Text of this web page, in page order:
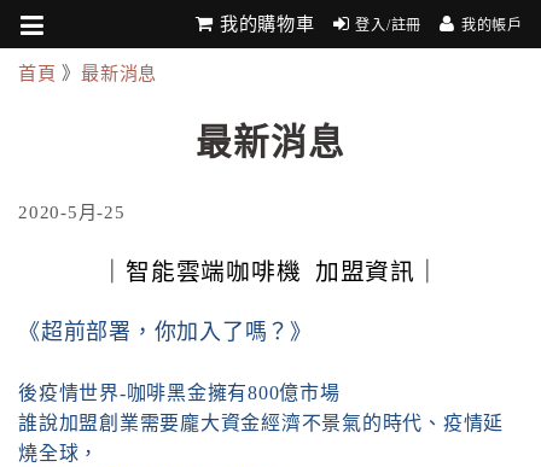
我的購物車 登入/註冊 我的帳戶
首頁 》 最新消息
最新消息
2020-5月-25
｜智能雲端咖啡機 加盟資訊｜
《超前部署，你加入了嗎？》
後疫情世界-咖啡黑金擁有800億市場
誰說加盟創業需要龐大資金經濟不景氣的時代、疫情延
燒全球，